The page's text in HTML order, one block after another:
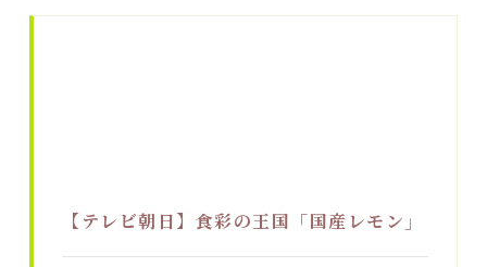
【テレビ朝日】食彩の王国「国産レモン」